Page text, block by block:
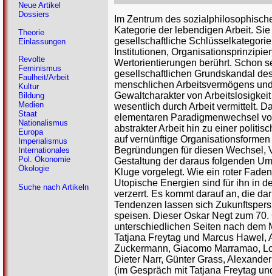
Im Zentrum des
Kategorie der lebendigen Arbeit.
gesellschaftliche
Institutionen,
Wertorientierungen berührt. Schon
gesellschaftlichen Grundskandal
menschlichen Arbeitsvermögens
Gewaltcharakter von
wesentlich durch Arbeit vermittelt.
elementaren Paradigmenwechsel
abstrakter Arbeit hin zu einer
auf vernünftige
Begründungen für diesen Wechsel,
Gestaltung der daraus folgenden
Kluge vorgelegt. Wie ein roter
Utopische Energien sind für ihn in
verzerrt. Es kommt darauf an, die
Tendenzen lassen sich
speisen. Dieser Oskar Negt zum
unterschiedlichen Seiten nach dem
Tatjana Freytag und Marcus Hawel,
Zuckermann, Giacomo Marramao,
Dieter Narr, Günter Grass,
(im Gespräch mit Tatjana Freytag
Neue Artikel
Dossiers
Theorie
Einlassungen
Revolte
Feminismus
Faulheit/Arbeit
Kultur
Bildung
Medien
Staat
Nationalismus
Europa
Imperialismus
Internationales
Pol. Ökonomie
Ökologie
Suche nach Artikeln